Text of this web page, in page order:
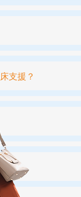
支援？